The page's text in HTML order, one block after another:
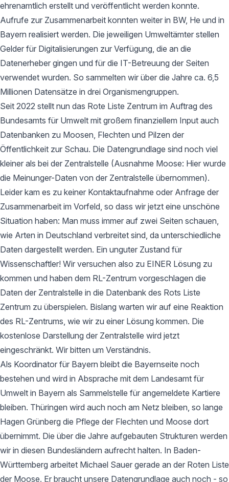
ehrenamtlich erstellt und veröffentlicht werden konnte.
Aufrufe zur Zusammenarbeit konnten weiter in BW, He und in
Bayern realisiert werden. Die jeweiligen Umweltämter stellen
Gelder für Digitalisierungen zur Verfügung, die an die
Datenerheber gingen und für die IT-Betreuung der Seiten
verwendet wurden. So sammelten wir über die Jahre ca. 6,5
Millionen Datensätze in drei Organismengruppen.
Seit 2022 stellt nun das Rote Liste Zentrum im Auftrag des
Bundesamts für Umwelt mit großem finanziellem Input auch
Datenbanken zu Moosen, Flechten und Pilzen der
Öffentlichkeit zur Schau. Die Datengrundlage sind noch viel
kleiner als bei der Zentralstelle (Ausnahme Moose: Hier wurde
die Meinunger-Daten von der Zentralstelle übernommen).
Leider kam es zu keiner Kontaktaufnahme oder Anfrage der
Zusammenarbeit im Vorfeld, so dass wir jetzt eine unschöne
Situation haben: Man muss immer auf zwei Seiten schauen,
wie Arten in Deutschland verbreitet sind, da unterschiedliche
Daten dargestellt werden. Ein unguter Zustand für
Wissenschaftler! Wir versuchen also zu EINER Lösung zu
kommen und haben dem RL-Zentrum vorgeschlagen die
Daten der Zentralstelle in die Datenbank des Rots Liste
Zentrum zu überspielen. Bislang warten wir auf eine Reaktion
des RL-Zentrums, wie wir zu einer Lösung kommen. Die
kostenlose Darstellung der Zentralstelle wird jetzt
eingeschränkt. Wir bitten um Verständnis.
Als Koordinator für Bayern bleibt die Bayernseite noch
bestehen und wird in Absprache mit dem Landesamt für
Umwelt in Bayern als Sammelstelle für angemeldete Kartiere
bleiben. Thüringen wird auch noch am Netz bleiben, so lange
Hagen Grünberg die Pflege der Flechten und Moose dort
übernimmt. Die über die Jahre aufgebauten Strukturen werden
wir in diesen Bundesländern aufrecht halten. In Baden-
Württemberg arbeitet Michael Sauer gerade an der Roten Liste
der Moose. Er braucht unsere Datengrundlage auch noch - so